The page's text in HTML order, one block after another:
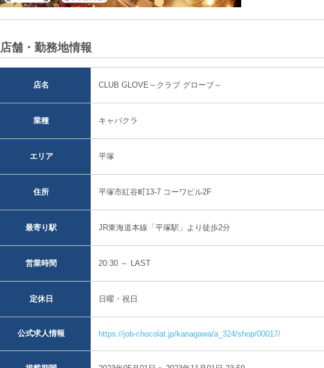
店舗・勤務地情報
店名 CLUB GLOVE～クラブ グローブ～
業種 キャバクラ
エリア 平塚
住所 平塚市紅谷町13-7 コーワビル2F
最寄り駅 JR東海道本線「平塚駅」より徒歩2分
営業時間 20:30 ～ LAST
定休日 日曜・祝日
公式求人情報 https://job-chocolat.jp/kanagawa/a_324/shop/00017/